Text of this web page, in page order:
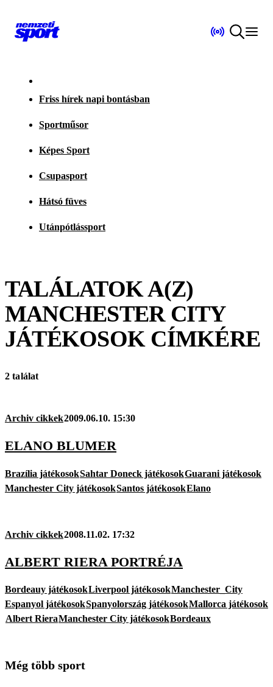
Friss hírek napi bontásban
Sportműsor
Képes Sport
Csupasport
Hátsó füves
Utánpótlássport
TALÁLATOK A(Z)
MANCHESTER CITY
JÁTÉKOSOKCÍMKÉRE
2 találat
Archiv cikkek2009.06.10. 15:30
ELANO BLUMER
Brazília játékosokSahtar Doneck játékosokGuarani játékosok
Manchester City játékosokSantos játékosokElano
Archiv cikkek2008.11.02. 17:32
ALBERT RIERA PORTRÉJA
Bordeauy játékosokLiverpool játékosokManchester_City
Espanyol játékosokSpanyolország játékosokMallorca játékosok
Albert RieraManchester City játékosokBordeaux
Még több sport